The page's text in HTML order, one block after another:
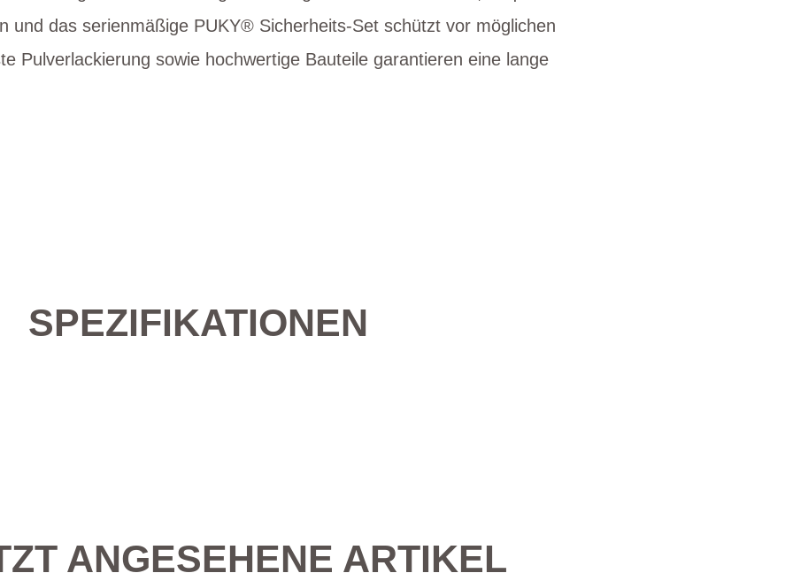
und das serienmäßige PUKY® Sicherheits-Set schützt vor möglichen
Pulverlackierung sowie hochwertige Bauteile garantieren eine lange
SPEZIFIKATIONEN
ANGESEHENE ARTIKEL